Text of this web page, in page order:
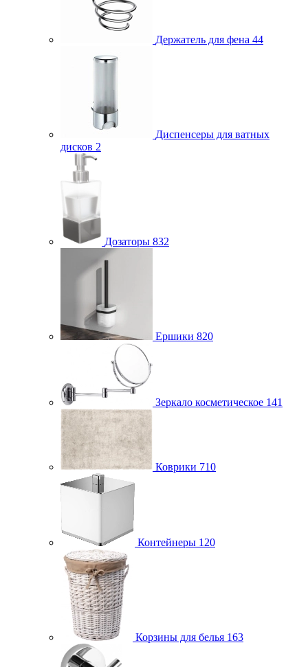
Держатель для фена 44
Диспенсеры для ватных
дисков 2
Дозаторы 832
Ершики 820
Зеркало косметическое 141
Коврики 710
Контейнеры 120
Корзины для белья 163